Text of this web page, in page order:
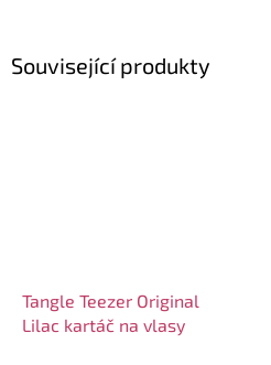
Související produkty
Tangle Teezer Original
Lilac kartáč na vlasy